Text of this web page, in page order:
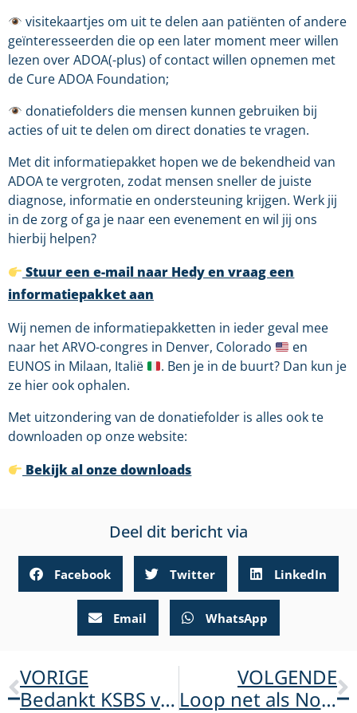
visitekaartjes om uit te delen aan patiënten of andere
geïnteresseerden die op een later moment meer willen
lezen over ADOA(-plus) of contact willen opnemen met
de Cure ADOA Foundation;
donatiefolders die mensen kunnen gebruiken bij
acties of uit te delen om direct donaties te vragen.
Met dit informatiepakket hopen we de bekendheid van
ADOA te vergroten, zodat mensen sneller de juiste
diagnose, informatie en ondersteuning krijgen. Werk jij
in de zorg of ga je naar een evenement en wil jij ons
hierbij helpen?
Stuur een e-mail naar Hedy en vraag een
informatiepakket aan
Wij nemen de informatiepakketten in ieder geval mee
naar het ARVO-congres in Denver, Colorado
en
EUNOS in Milaan, Italië
. Ben je in de buurt? Dan kun je
ze hier ook ophalen.
Met uitzondering van de donatiefolder is alles ook te
downloaden op onze website:
Bekijk al onze downloads
Deel dit bericht via
Facebook Twitter LinkedIn
Email WhatsApp
VORIGE
Bedankt KSBS voor mogelijk maken ADOA-dag 2026!
VOLGENDE
Loop net als Norah het Pieterpad voor ADOA!